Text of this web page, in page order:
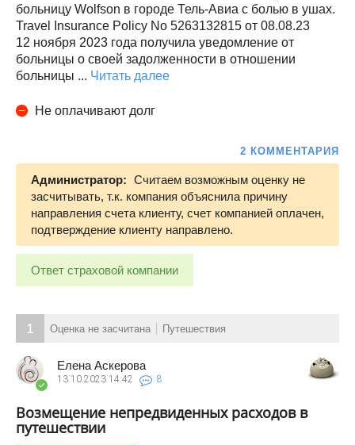
больницу Wolfson в городе Тель-Авиа с болью в ушах.
Travel Insurance Policy No 5263132815 от 08.08.23
12 ноября 2023 года получила уведомление от
больницы о своей задолженности в отношении
больницы ... Читать далее
Не оплачивают долг
2 КОММЕНТАРИЯ
Администратор: Считаем возможным оценку не
засчитывать, т.к. компания объяснила причину
направления счета клиенту, счет компанией оплачен,
подтверждение клиенту направлено.
Ответ страховой компании
1 Оценка не засчитана Путешествия
Елена Аскерова
13.10.2023 14:42 8
Возмещение непредвиденных расходов в
путешествии